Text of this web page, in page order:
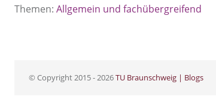
Themen: Allgemein und fachübergreifend
© Copyright 2015 - 2026TU Braunschweig | Blogs